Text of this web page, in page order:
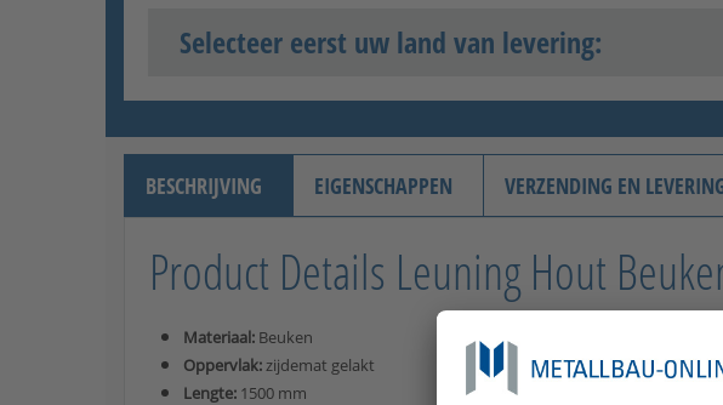
Selecteer eerst uw land van levering:
BESCHRIJVING EIGENSCHAPPEN VERZENDING EN
Product Details Leuning Hout
Materiaal: Beuken
Oppervlak: zijdemat gelakt
Lengte: 1500 mm